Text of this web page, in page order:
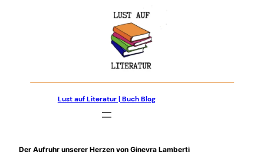
Lust auf Literatur | Buch Blog
Der Aufruhr unserer Herzen von Ginevra Lamberti